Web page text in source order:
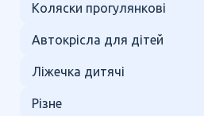
Коляски прогулянкові
Автокрісла для дітей
Ліжечка дитячі
Різне